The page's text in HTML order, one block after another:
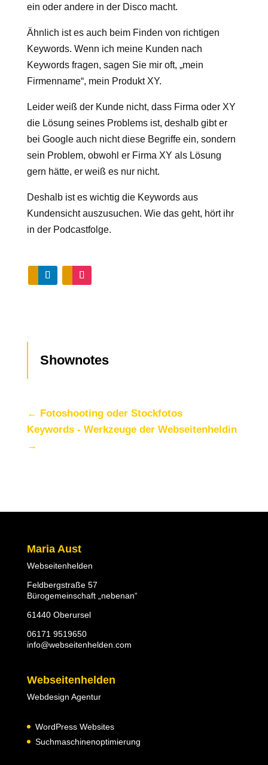
ein oder andere in der Disco macht.
Ähnlich ist es auch beim Finden von richtigen
Keywords. Wenn ich meine Kunden nach
Keywords fragen, sagen Sie mir oft, „mein
Firmenname“, mein Produkt XY.
Leider weiß der Kunde nicht, dass Firma oder XY
die Lösung seines Problems ist, deshalb gibt er
bei Google auch nicht diese Begriffe ein, sondern
sein Problem, obwohl er Firma XY als Lösung
gern hätte, er weiß es nur nicht.
Deshalb ist es wichtig die Keywords aus
Kundensicht auszusuchen. Wie das geht, hört ihr
in der Podcastfolge.
Shownotes
← Fotoshooting oder Stockfotos
Keywords - Werkzeuge der Webseitenheldin
→
Maria Aust
Webseitenhelden
Feldbergstraße 57
Bürogemeinschaft „nebenan“
61440 Oberursel
06171 9519650
info@webseitenhelden.com
Webseitenhelden
Webdesign Agentur
WordPress Websites
Suchmaschinenoptimierung